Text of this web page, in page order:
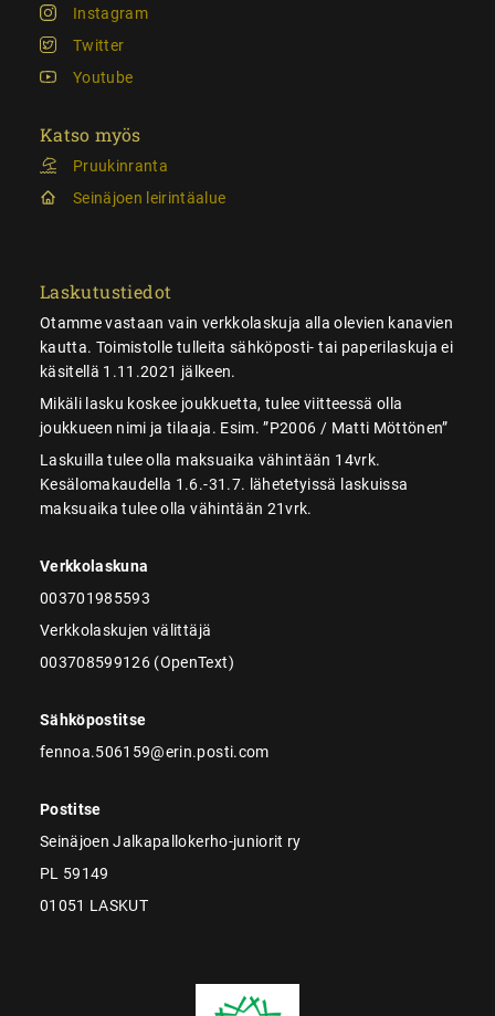
Instagram
Twitter
Youtube
Katso myös
Pruukinranta
Seinäjoen leirintäalue
Laskutustiedot
Otamme vastaan vain verkkolaskuja alla olevien kanavien
kautta. Toimistolle tulleita sähköposti- tai paperilaskuja ei
käsitellä 1.11.2021 jälkeen.
Mikäli lasku koskee joukkuetta, tulee viitteessä olla
joukkueen nimi ja tilaaja. Esim. ”P2006 / Matti Möttönen”
Laskuilla tulee olla maksuaika vähintään 14vrk.
Kesälomakaudella 1.6.-31.7. lähetetyissä laskuissa
maksuaika tulee olla vähintään 21vrk.
Verkkolaskuna
003701985593
Verkkolaskujen välittäjä
003708599126 (OpenText)
Sähköpostitse
fennoa.506159@erin.posti.com
Postitse
Seinäjoen Jalkapallokerho-juniorit ry
PL 59149
01051 LASKUT